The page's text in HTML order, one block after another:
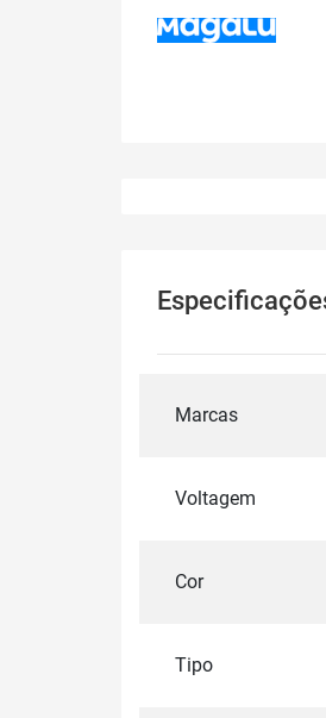
Marcas
Voltagem
Cor
Tipo